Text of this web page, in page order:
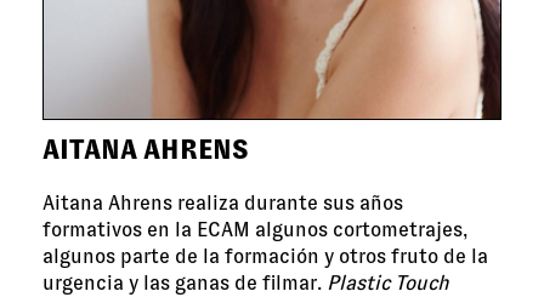
AITANA AHRENS
Aitana Ahrens realiza durante sus años
formativos en la ECAM algunos cortometrajes,
algunos parte de la formación y otros fruto de la
urgencia y las ganas de filmar. Plastic Touch